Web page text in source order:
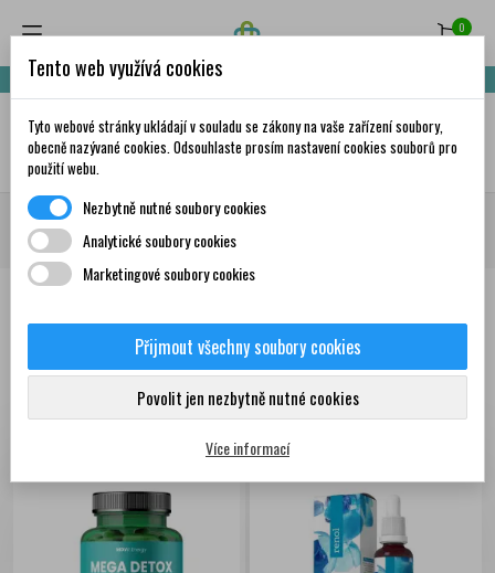
0
Nakupte za 999,- Kč a získáte dopravu zdarma!
✦AI
Domů Doplňky stravy a vitamíny Detoxikace organismu
ledvin
Produkty
Seřadit podle: První nové produkty
Zobrazení 1-8 z 8
Tento web využívá cookies
Tyto webové stránky ukládají v souladu se zákony na vaše zařízení soubory,
obecně nazývané cookies. Odsouhlaste prosím nastavení cookies souborů pro
použití webu.
Nezbytně nutné soubory cookies
Analytické soubory cookies
Marketingové soubory cookies
Přijmout všechny soubory cookies
Povolit jen nezbytně nutné cookies
Více informací